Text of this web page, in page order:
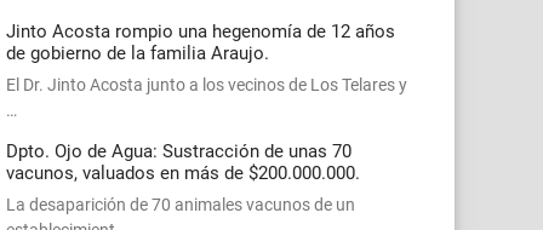
Jinto Acosta rompio una hegenomía de 12 años
de gobierno de la familia Araujo.
El Dr. Jinto Acosta junto a los vecinos de Los Telares y
…
Dpto. Ojo de Agua: Sustracción de unas 70
vacunos, valuados en más de $200.000.000.
La desaparición de 70 animales vacunos de un